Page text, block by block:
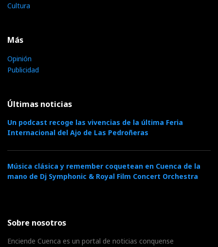
Cultura
Más
Opinión
Publicidad
Últimas noticias
Un podcast recoge las vivencias de la última Feria
Internacional del Ajo de Las Pedroñeras
Música clásica y remember coquetean en Cuenca de la
mano de Dj Symphonic & Royal Film Concert Orchestra
Sobre nosotros
Enciende Cuenca es un portal de noticias conquense